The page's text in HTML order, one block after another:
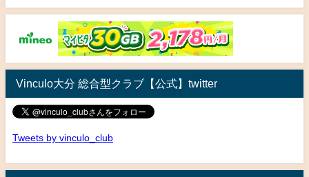
Vinculo大分 総合型クラブ【公式】twitter
Tweets by vinculo_club